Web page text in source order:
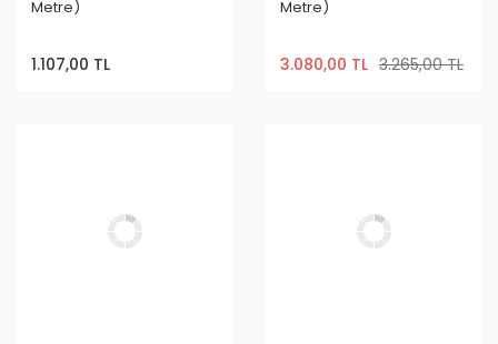
Metre)
1.107,00 TL
Metre)
3.080,00 TL 3.265,00 TL